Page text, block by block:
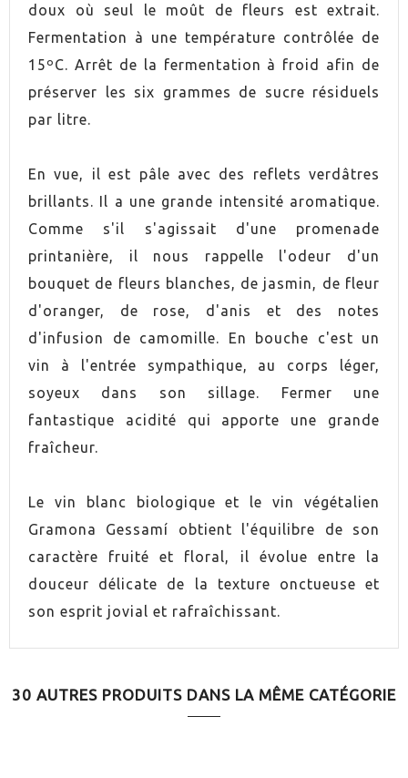
UVA Muscat
UVA Gewürztraminer
ORIGEN Penedès
CONTIENE
SULFITOS
ENVEJECIMIENTO
SERVICIO
MARIDAJE Pâtes à la sauce de poisson
MARIDAJE Poisson bleu
MARIDAJE
assaisonnées
Cuisine asiatique
doux où seul le moût de fleurs est extrait.
Fermentation à une température contrôlée de
15ºC. Arrêt de la fermentation à froid afin de
préserver les six grammes de sucre résiduels
par litre.
En vue, il est pâle avec des reflets verdâtres
brillants. Il a une grande intensité aromatique.
Comme s'il s'agissait d'une promenade
printanière, il nous rappelle l'odeur d'un
bouquet de fleurs blanches, de jasmin, de fleur
d'oranger, de rose, d'anis et des notes
d'infusion de camomille. En bouche c'est un
vin à l'entrée sympathique, au corps léger,
soyeux dans son sillage. Fermer une
fantastique acidité qui apporte une grande
fraîcheur.
Le vin blanc biologique et le vin végétalien
Gramona Gessamí obtient l'équilibre de son
caractère fruité et floral, il évolue entre la
douceur délicate de la texture onctueuse et
son esprit jovial et rafraîchissant.
30 AUTRES PRODUITS DANS LA MÊME CATÉGORIE